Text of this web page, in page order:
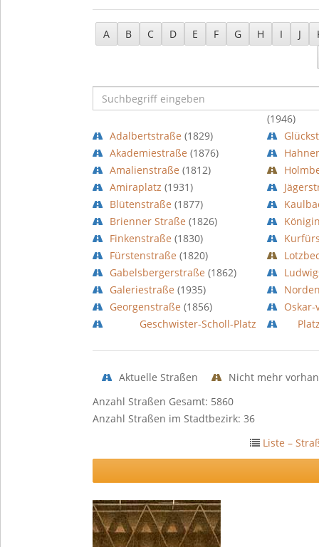
A B C D E F G H I J
Adalbertstraße (1829)
Akademiestraße (1876)
Amalienstraße (1812)
Amiraplatz (1931)
Blütenstraße (1877)
Brienner Straße (1826)
Finkenstraße (1830)
Fürstenstraße (1820)
Gabelsbergerstraße (1862)
Galeriestraße (1935)
Georgenstraße (1856)
Geschwister-Scholl-Platz
(1946)
Aktuelle Straßen
Nicht mehr
Anzahl Straßen Gesamt: 5860
Anzahl Straßen im Stadtbezirk: 36
Liste –